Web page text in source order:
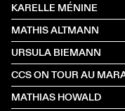
KARELLE MÉNINE
MATHIS ALTMANN
URSULA BIEMANN
CCS ON TOUR AU
MATHIAS HOWALD